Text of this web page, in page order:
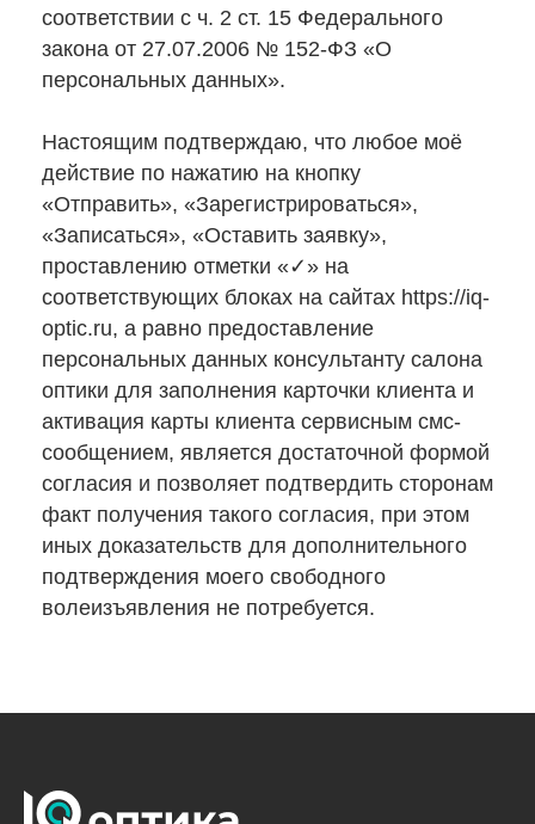
соответствии с ч. 2 ст. 15 Федерального
закона от 27.07.2006 № 152-ФЗ «О
персональных данных».
Настоящим подтверждаю, что любое моё
действие по нажатию на кнопку
«Отправить», «Зарегистрироваться»,
«Записаться», «Оставить заявку»,
проставлению отметки «✓» на
соответствующих блоках на сайтах https://iq-
optic.ru, а равно предоставление
персональных данных консультанту салона
оптики для заполнения карточки клиента и
активация карты клиента сервисным смс-
сообщением, является достаточной формой
согласия и позволяет подтвердить сторонам
факт получения такого согласия, при этом
иных доказательств для дополнительного
подтверждения моего свободного
волеизъявления не потребуется.